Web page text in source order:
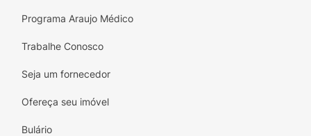
Programa Araujo Médico
Trabalhe Conosco
Seja um fornecedor
Ofereça seu imóvel
Bulário